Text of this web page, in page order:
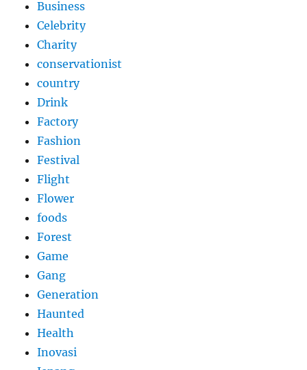
Business
Celebrity
Charity
conservationist
country
Drink
Factory
Fashion
Festival
Flight
Flower
foods
Forest
Game
Gang
Generation
Haunted
Health
Inovasi